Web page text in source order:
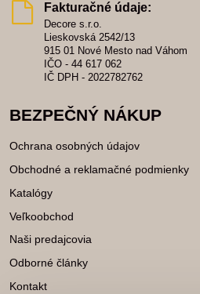
Fakturačné údaje:
Decore s.r.o.
Lieskovská 2542/13
915 01 Nové Mesto nad Váhom
IČO - 44 617 062
IČ DPH - 2022782762
BEZPEČNÝ NÁKUP
Ochrana osobných údajov
Obchodné a reklamačné podmienky
Katalógy
Veľkoobchod
Naši predajcovia
Odborné články
Kontakt